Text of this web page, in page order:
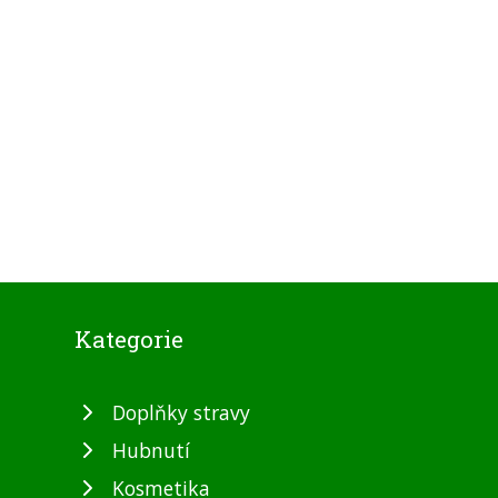
Kategorie
Doplňky stravy
Hubnutí
Kosmetika